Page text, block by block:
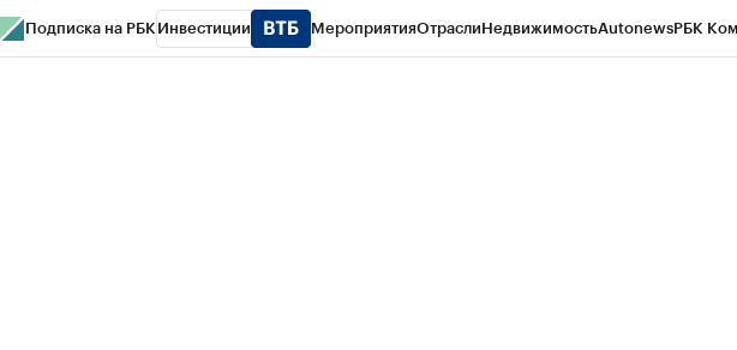
Подписка на РБК Инвестиции МероприятияОтраслиНедвижимостьAutonewsРБК